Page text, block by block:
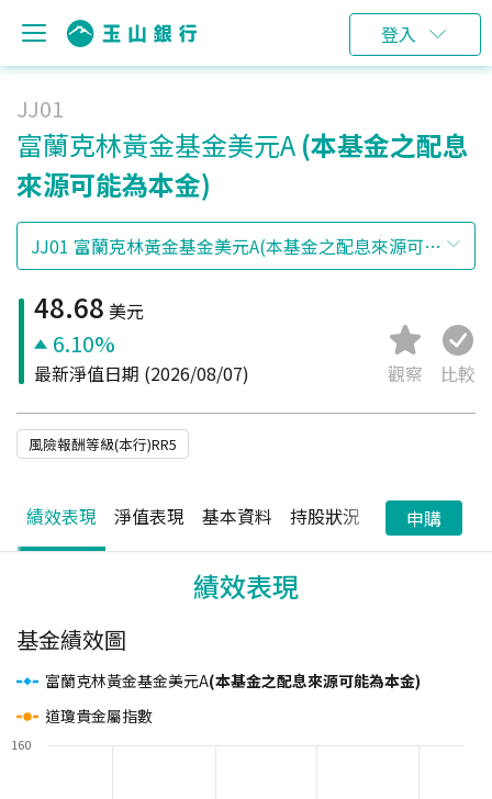
登入
JJ01
富蘭克林黃金基金美元A (本基金之配息
來源可能為本金)
48.68 美元
6.10%
最新淨值日期 (2026/08/07) 觀察 比較
風險報酬等級(本行)RR5
績效表現 淨值表現 基本資料 持股狀況 配息狀況
申購
績效表現
基金績效圖
富蘭克林黃金基金美元A(本基金之配息來源可能為本金)
道瓊貴金屬指數
160